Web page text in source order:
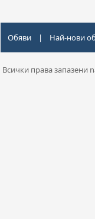
Обяви | Най-нови
Всички права запазени